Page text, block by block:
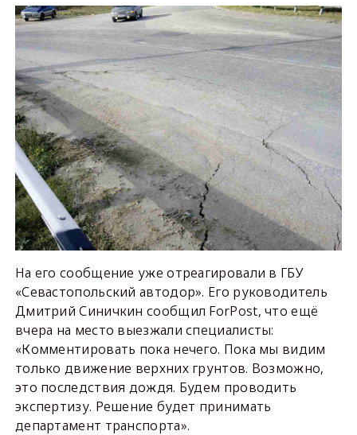
На его сообщение уже отреагировали в ГБУ
«Севастопольский автодор». Его руководитель
Дмитрий Синичкин сообщил ForPost, что ещё
вчера на место выезжали специалисты:
«Комментировать пока нечего. Пока мы видим
только движение верхних грунтов. Возможно,
это последствия дождя. Будем проводить
экспертизу. Решение будет принимать
департамент транспорта».